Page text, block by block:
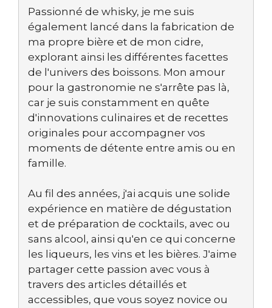
Passionné de whisky, je me suis
également lancé dans la fabrication de
ma propre bière et de mon cidre,
explorant ainsi les différentes facettes
de l'univers des boissons. Mon amour
pour la gastronomie ne s'arrête pas là,
car je suis constamment en quête
d'innovations culinaires et de recettes
originales pour accompagner vos
moments de détente entre amis ou en
famille.
Au fil des années, j'ai acquis une solide
expérience en matière de dégustation
et de préparation de cocktails, avec ou
sans alcool, ainsi qu'en ce qui concerne
les liqueurs, les vins et les bières. J'aime
partager cette passion avec vous à
travers des articles détaillés et
accessibles, que vous soyez novice ou